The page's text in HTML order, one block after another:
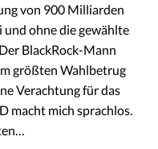
von 900 Milliarden
und ohne die gewählte
BlackRock-Mann
größten Wahlbetrug
Verachtung für das
macht mich sprachlos.